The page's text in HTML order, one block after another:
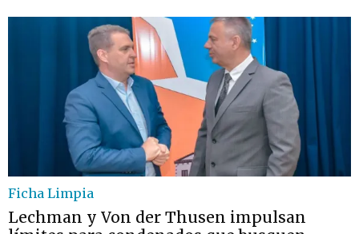
Ficha Limpia
Lechman y Von der Thusen impulsan